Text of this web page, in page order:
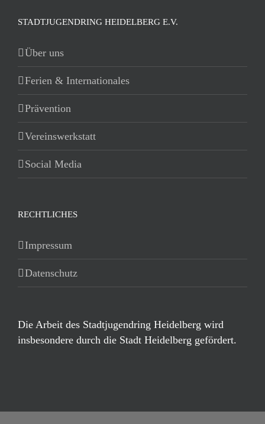
STADTJUGENDRING HEIDELBERG E.V.
Über uns
Ferien & Internationales
Prävention
Vereinswerkstatt
Social Media
RECHTLICHES
Impressum
Datenschutz
Die Arbeit des Stadtjugendring Heidelberg wird
insbesondere durch die Stadt Heidelberg gefördert.